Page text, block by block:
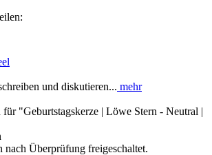
und diskutieren... mehr
"Geburtstagskerze | Löwe Stern - Neutral |
nach Überprüfung freigeschaltet.